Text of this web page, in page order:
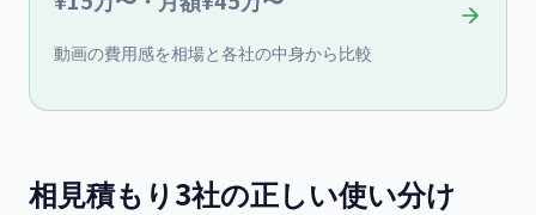
動画の費用感を相場と各社の中身から比較
相見積もり3社の正しい使い分け